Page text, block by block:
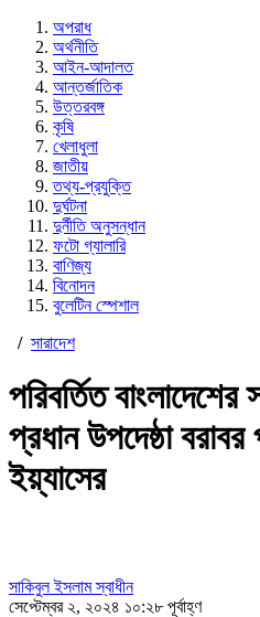
অপরাধ
অর্থনীতি
আইন-আদালত
আন্তর্জাতিক
উত্তরবঙ্গ
কৃষি
খেলাধুলা
জাতীয়
তথ্য-প্রযুক্তি
দুর্ঘটনা
দুর্নীতি অনুসন্ধান
ফটো গ্যালারি
বাণিজ্য
বিনোদন
বুলেটিন স্পেশাল
/ সারাদেশ
পরিবর্তিত
প্রধান উপদেষ্ঠা
ইয়্যাসের
সাকিবুল ইসলাম স্বাধীন
সেপ্টেম্বর ২, ২০২৪ ১০:২৮ পূর্বাহ্ণ